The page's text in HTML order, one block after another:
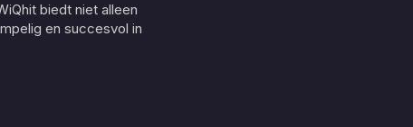
biedt niet alleen
en succesvol in